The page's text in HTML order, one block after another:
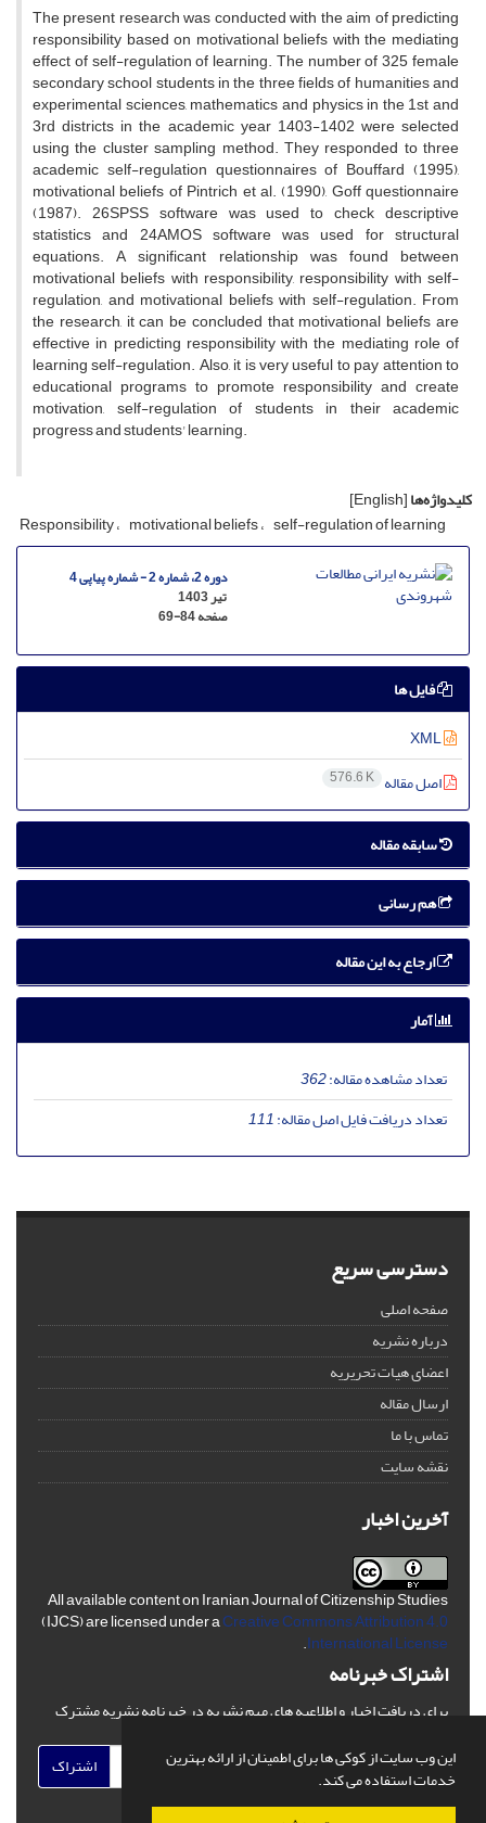
این وب سایت از کوکی ها برای اطمینان از ارائه بهترین
خدمات استفاده می کند.
The present research was conducted with the aim of predicting
responsibility based on motivational beliefs with the mediating
effect of self-regulation of learning. The number of 325 female
secondary school students in the three fields of humanities and
experimental sciences, mathematics and physics in the 1st and
3rd districts in the academic year 1403-1402 were selected
using the cluster sampling method. They responded to three
academic self-regulation questionnaires of Bouffard (1995),
motivational beliefs of Pintrich et al. (1990), Goff questionnaire
(1987). 26SPSS software was used to check descriptive
statistics and 24AMOS software was used for structural
equations. A significant relationship was found between
motivational beliefs with responsibility, responsibility with self-
regulation, and motivational beliefs with self-regulation. From
the research, it can be concluded that motivational beliefs are
effective in predicting responsibility with the mediating role of
learning self-regulation. Also, it is very useful to pay attention to
educational programs to promote responsibility and create
motivation, self-regulation of students in their academic
progress and students' learning.
کلیدواژه‌ها[English]
Responsibility motivational beliefs self-regulation of learning
دوره 2، شماره 2 - شماره پیاپی 4
تیر 1403
صفحه69-84
فایل ها
اصل مقاله 576.6 K
سابقه مقاله
هم رسانی
ارجاع به این مقاله
آمار
تعداد مشاهده مقاله:362
تعداد دریافت فایل اصل مقاله:111
دسترسی سریع
صفحه اصلی
درباره نشریه
اعضای هیات تحریریه
ارسال مقاله
تماس با ما
نقشه سایت
آخرین اخبار
All available content on Iranian Journal of Citizenship Studies
(IJCS) are licensed under aCreative Commons Attribution 4.0
International License
.
اشتراک خبرنامه
برای دریافت اخبار و اطلاعیه های مهم نشریه در خبرنامه نشریه مشترک
اشتراک